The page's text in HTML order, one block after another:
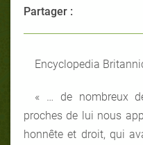
Partager :
Encyclopedia
« … de nombreux
proches de lui nous
honnête et droit, qui